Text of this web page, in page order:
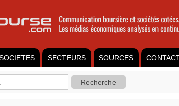
SECTEURS SOURCES